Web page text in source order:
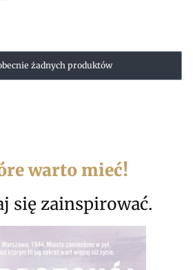
żadnych produktów
warto mieć!
się zainspirować.